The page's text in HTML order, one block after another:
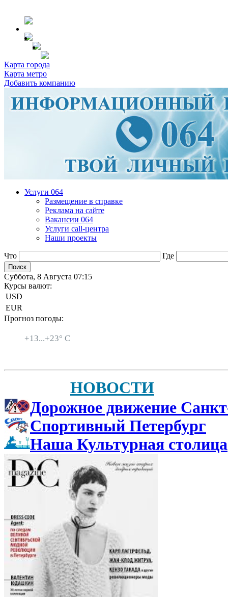
Карта города
Карта метро
Добавить компанию
Услуги 064
Размещение в справке
Реклама на сайте
Вакансии 064
Услуги call-центра
Наши проекты
Что Где
Суббота, 8 Августа 07:15
Курсы валют:
USD
EUR
Прогноз погоды:
+13...+23° C
НОВОСТИ
Дорожное движение
Спортивный Петербург
Наша Культурная столица